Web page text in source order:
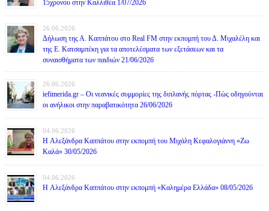
15χρονου στην Καλλιθέα 1/07/2026
26.06.2026
Δήλωση της Α. Καππάτου στο Real FM στην εκπομπή του Δ. Μιχαλέλη και
της Ε. Κατσαμπέκη για τα αποτελέσματα των εξετάσεων και τα
συναισθήματα των παιδιών 21/06/2026
26.06.2026
iefimerida.gr – Οι νεανικές συμμορίες της διπλανής πόρτας -Πώς οδηγούνται
οι ανήλικοι στην παραβατικότητα 26/06/2026
04.06.2026
H Αλεξάνδρα Καππάτου στην εκπομπή του Μιχάλη Κεφαλογιάννη «Ζω
Καλά» 30/05/2026
04.06.2026
H Αλεξάνδρα Καππάτου στην εκπομπή «Καλημέρα Ελλάδα» 08/05/2026